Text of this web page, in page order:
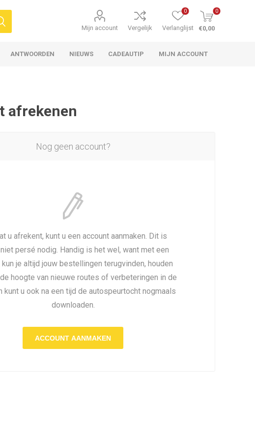
Mijn account Vergelijk Verlanglijst
0 0
€0,00
ANTWOORDEN NIEUWS CADEAUTIP MIJN ACCOUNT
afrekenen
Nog geen account?
u afrekent, kunt u een account aanmaken. Dit is
persé nodig. Handig is het wel, want met een
kun je altijd jouw bestellingen terugvinden, houden
hoogte van nieuwe routes of verbeteringen in de
kunt u ook na een tijd de autospeurtocht nogmaals
downloaden.
ACCOUNT AANMAKEN